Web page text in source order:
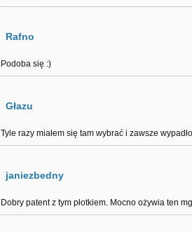
Rafno
Podoba się :)
Głazu
Tyle razy miałem się tam wybrać i zawsze
janiezbedny
Dobry patent z tym płotkiem. Mocno ożywia ten